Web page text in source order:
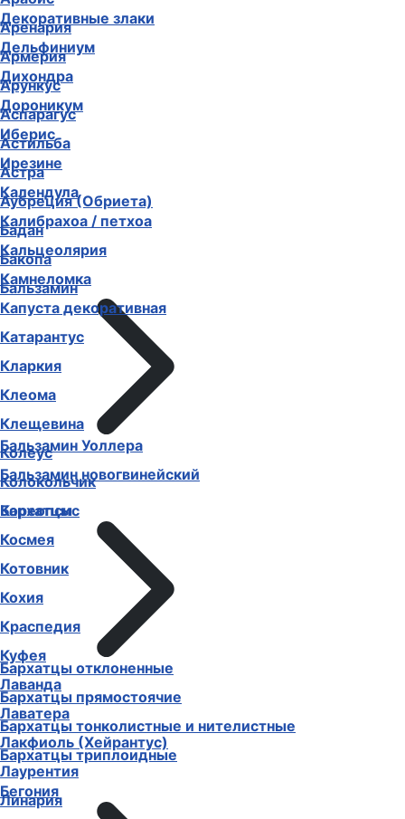
Аренария
Армерия
Арункус
Аспарагус
Астильба
Астра
Аубреция (Обриета)
Бадан
Бакопа
Бальзамин
Бальзамин Уоллера
Бальзамин новогвинейский
Бархатцы
Бархатцы отклоненные
Бархатцы прямостоячие
Бархатцы тонколистные и нителистные
Бархатцы триплоидные
Бегония
Декоративные злаки
Дельфиниум
Дихондра
Дороникум
Иберис
Ирезине
Календула
Калибрахоа / петхоа
Кальцеолярия
Камнеломка
Капуста декоративная
Катарантус
Кларкия
Клеома
Клещевина
Колеус
Колокольчик
Кореопсис
Космея
Котовник
Кохия
Краспедия
Куфея
Лаванда
Лаватера
Лакфиоль (Хейрантус)
Лаурентия
Линария